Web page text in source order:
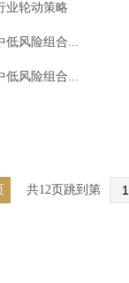
业轮动策略
低风险组合...
低风险组合...
共12页跳到第